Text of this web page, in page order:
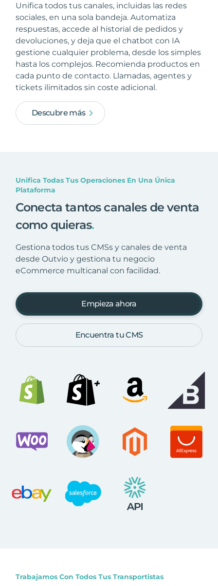
Unifica todos tus canales, incluidas las redes
sociales, en una sola bandeja. Automatiza
respuestas, accede al historial de pedidos y
devoluciones, y deja que el chatbot con IA
gestione cualquier problema, desde los simples
hasta los complejos. Recomienda productos en
cada punto de contacto. Llamadas, agentes y
tickets ilimitados sin coste adicional.
Descubre más
Unifica Todas Tus Operaciones En Una Única
Plataforma
Conecta tantos canales de venta
como quieras.
Gestiona todos tus CMSs y canales de venta
desde Outvio y gestiona tu negocio
eCommerce multicanal con facilidad.
Empieza ahora
Encuentra tu CMS
Trabajamos Con Todos Tus Transportistas